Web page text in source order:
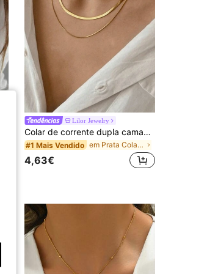
90
Lilor Jewelry
Colar de corrente dupla camada dourado para mulher, corrente de cobra banhada a 18K, à prova de água e sem desbotar, joia em aço inoxidável para Natal em família, presente para o Dia da Mãe
#1 Mais Vendido em Prata Colares em camadas para mulheres
4,63€